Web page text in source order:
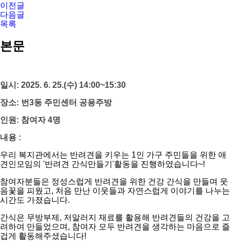
이전글
다음글
목록
본문
일시: 2025. 6. 25.(수) 14:00~15:30
장소: 번3동 주민센터 공용주방
인원: 참여자 4명
내용 :
우리 복지관에서는 반려견을 키우는 1인 가구 주민들을 위한 애
견인모임의 '반려견 간식만들기'활동을 진행하였습니다~!
참여자분들은 정성스럽게 반려견을 위한 건강 간식을 만들며 웃
음꽃을 피웠고, 처음 만난 이웃들과 자연스럽게 이야기를 나누는
시간도 가졌습니다.
간식은 무방부제, 저알러지 재료를 활용해 반려견들의 건강을 고
려하여 만들었으며, 참여자 모두 반려견을 생각하는 마음으로 즐
겁게 활동해주셨습니다!